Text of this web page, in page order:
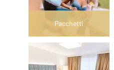
Pacchetti